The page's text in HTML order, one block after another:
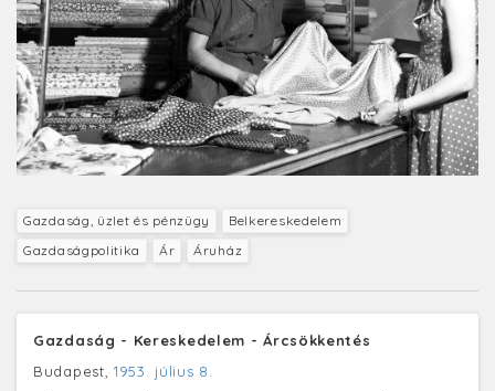
Gazdaság, üzlet és pénzügy
Belkereskedelem
Gazdaságpolitika
Ár Áruház
Gazdaság - Kereskedelem - Árcsökkentés
Budapest, 1953. július 8.